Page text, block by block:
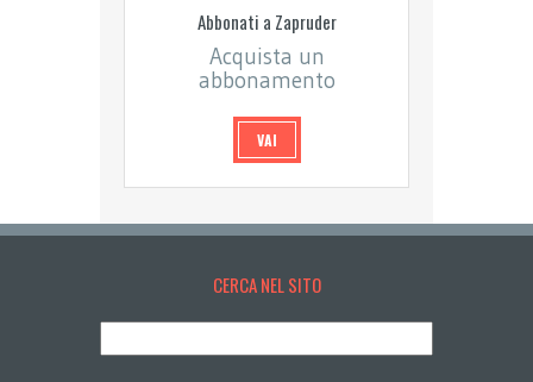
Abbonati a Zapruder
Acquista un
abbonamento
VAI
CERCA NEL SITO